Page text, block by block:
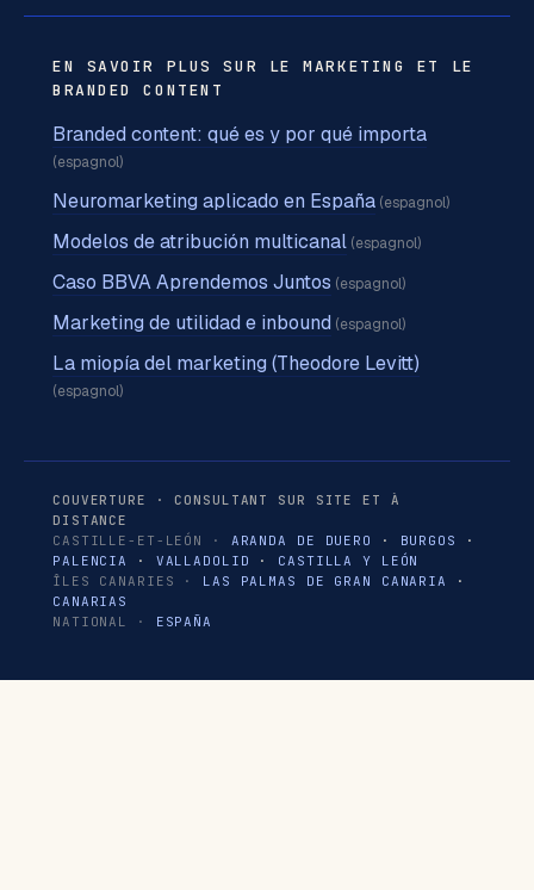
EN SAVOIR PLUS SUR LE MARKETING ET LE
BRANDED CONTENT
Branded content: qué es y por qué importa
(espagnol)
Neuromarketing aplicado en España (espagnol)
Modelos de atribución multicanal (espagnol)
Caso BBVA Aprendemos Juntos (espagnol)
Marketing de utilidad e inbound (espagnol)
La miopía del marketing (Theodore Levitt)
(espagnol)
COUVERTURE · CONSULTANT SUR SITE ET À
DISTANCE
CASTILLE-ET-LEÓN · ARANDA DE DUERO · BURGOS
·
PALENCIA
· VALLADOLID · CASTILLA Y LEÓN
ÎLES CANARIES · LAS PALMAS DE GRAN CANARIA
·
CANARIAS
NATIONAL · ESPAÑA